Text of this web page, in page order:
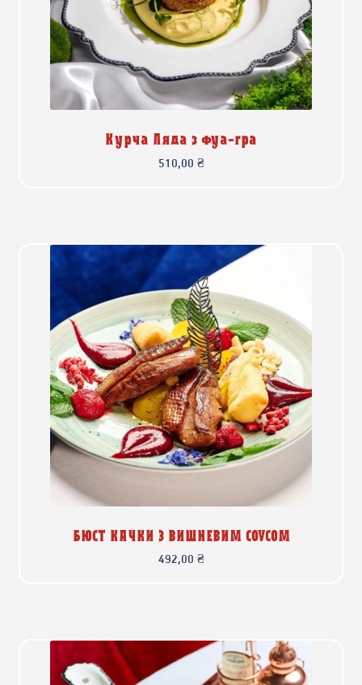
Курча Ляда з фуа-гра
510,00 ₴
БЮСТ КАЧКИ З ВИШНЕВИМ СОУСОМ
492,00 ₴